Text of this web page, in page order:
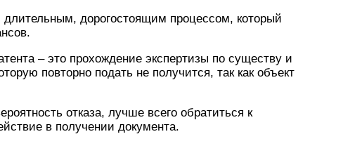
длительным, дорогостоящим процессом, который
– это прохождение экспертизы по существу и
повторно подать не получится, так как объект
отказа, лучше всего обратиться к
в получении документа.